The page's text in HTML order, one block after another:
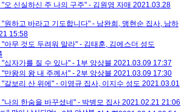
오 신실하신 주 나의 구주" - 김원영 자매 2021.03.28
원하고 바라고 기도합니다" - 남완희, 맹현순 집사, 남하
15:58
아무 것도 두려워 말라" - 김태훈, 김에스더 성도
십자가를 질 수 있나" - 1부 앙상블 2021.03.09 17:37
만왕의 왕 내 주께서" - 2부 앙상블 2021.03.09 17:30
갈보리 산 위에" - 이영규 집사, 이지수 성도 2021.03.01
나의 한숨을 바꾸셨네" - 박병모 집사 2021.02.21 21:06